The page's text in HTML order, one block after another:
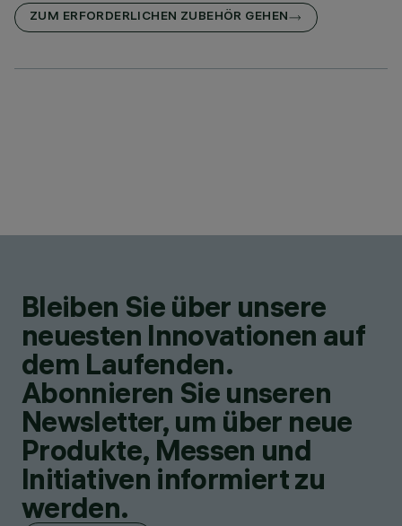
ZUM ERFORDERLICHEN ZUBEHÖR GEHEN
Bleiben Sie über unsere
neuesten Innovationen auf
dem Laufenden.
Abonnieren Sie unseren
Newsletter, um über neue
Produkte, Messen und
Initiativen informiert zu
werden.